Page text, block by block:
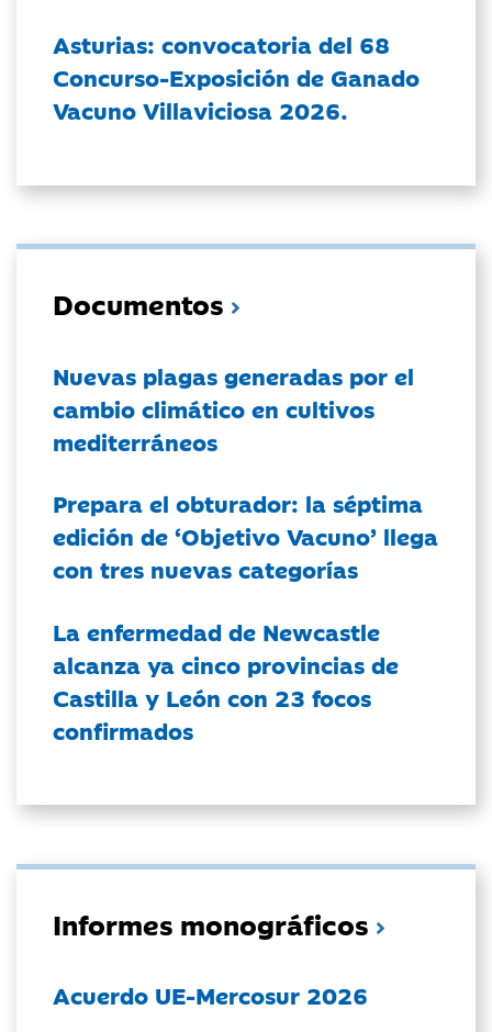
Asturias: convocatoria del 68
Concurso-Exposición de Ganado
Vacuno Villaviciosa 2026.
Documentos
Nuevas plagas generadas por el
cambio climático en cultivos
mediterráneos
Prepara el obturador: la séptima
edición de ‘Objetivo Vacuno’ llega
con tres nuevas categorías
La enfermedad de Newcastle
alcanza ya cinco provincias de
Castilla y León con 23 focos
confirmados
Informes monográficos
Acuerdo UE-Mercosur 2026